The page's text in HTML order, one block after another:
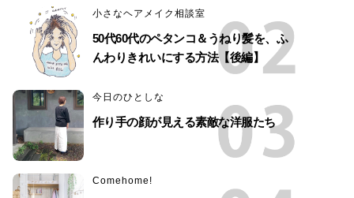
小さなヘアメイク相談室
50代60代のペタンコ＆うねり髪を、ふ
んわりきれいにする方法【後編】
今日のひとしな
作り手の顔が見える素敵な洋服たち
Comehome!